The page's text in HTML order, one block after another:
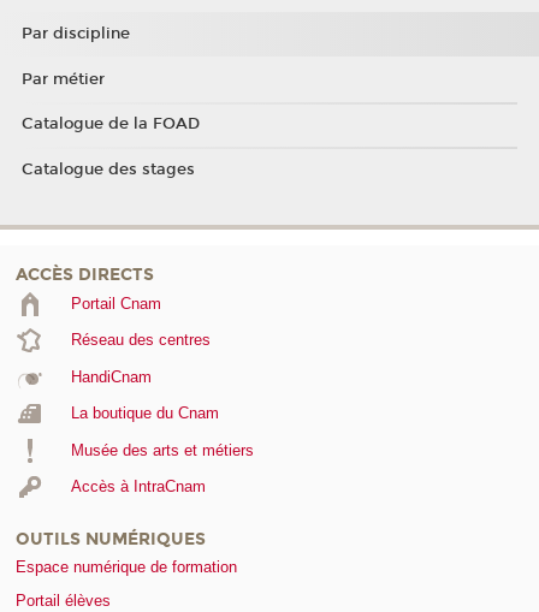
Par discipline
Par métier
Catalogue de la FOAD
Catalogue des stages
ACCÈS DIRECTS
Portail Cnam
Réseau des centres
HandiCnam
La boutique du Cnam
Musée des arts et métiers
Accès à IntraCnam
OUTILS NUMÉRIQUES
Espace numérique de formation
Portail élèves